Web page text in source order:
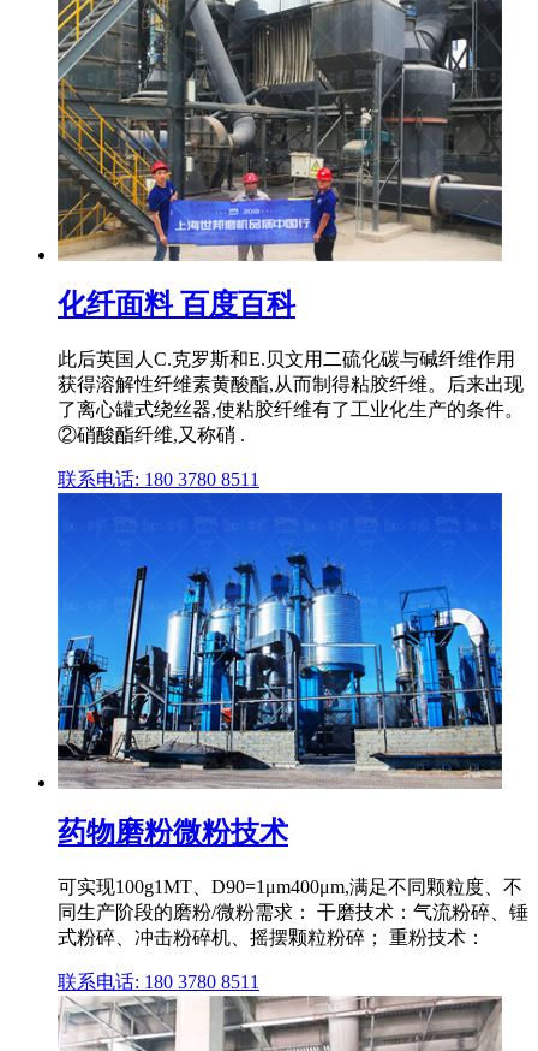
化纤面料 百度百科
此后英国人C.克罗斯和E.贝文用二硫化碳与碱纤维作用
获得溶解性纤维素黄酸酯,从而制得粘胶纤维。后来出现
了离心罐式绕丝器,使粘胶纤维有了工业化生产的条件。
②硝酸酯纤维,又称硝 .
联系电话: 180 3780 8511
药物磨粉微粉技术
可实现100g1MT、D90=1μm400μm,满足不同颗粒度、不
同生产阶段的磨粉/微粉需求： 干磨技术：气流粉碎、锤
式粉碎、冲击粉碎机、摇摆颗粒粉碎； 重粉技术：
联系电话: 180 3780 8511